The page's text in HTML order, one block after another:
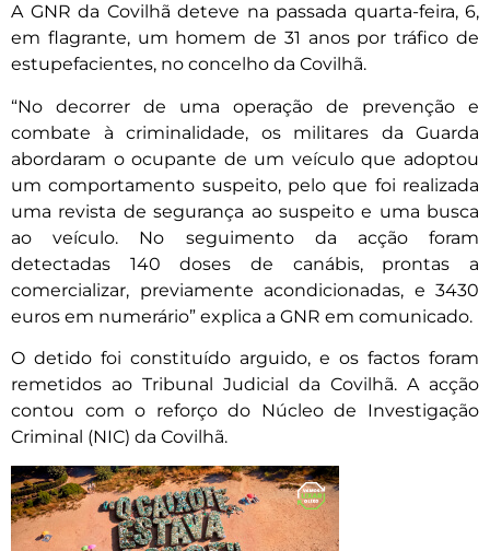
A GNR da Covilhã deteve na passada quarta-feira, 6,
em flagrante, um homem de 31 anos por tráfico de
estupefacientes, no concelho da Covilhã.
“No decorrer de uma operação de prevenção e
combate à criminalidade, os militares da Guarda
abordaram o ocupante de um veículo que adoptou
um comportamento suspeito, pelo que foi realizada
uma revista de segurança ao suspeito e uma busca
ao veículo. No seguimento da acção foram
detectadas 140 doses de canábis, prontas a
comercializar, previamente acondicionadas, e 3430
euros em numerário” explica a GNR em comunicado.
O detido foi constituído arguido, e os factos foram
remetidos ao Tribunal Judicial da Covilhã. A acção
contou com o reforço do Núcleo de Investigação
Criminal (NIC) da Covilhã.